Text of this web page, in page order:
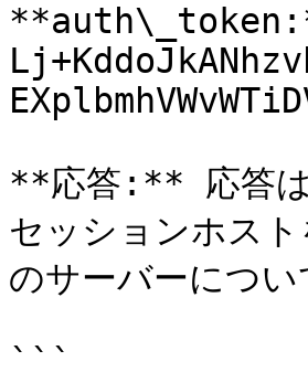
**応答:** 応答は
セッションホス
のサーバーにつ
```